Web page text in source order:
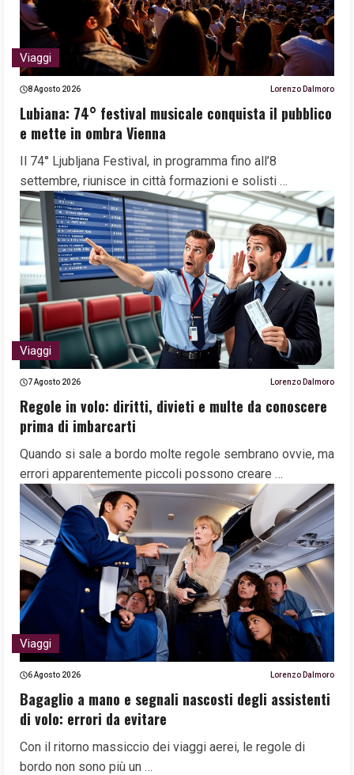
Viaggi
8 Agosto 2026 Lorenzo Dalmoro
Lubiana: 74° festival musicale conquista il pubblico
e mette in ombra Vienna
Il 74° Ljubljana Festival, in programma fino all’8
settembre, riunisce in città formazioni e solisti …
Viaggi
7 Agosto 2026 Lorenzo Dalmoro
Regole in volo: diritti, divieti e multe da conoscere
prima di imbarcarti
Quando si sale a bordo molte regole sembrano ovvie, ma
errori apparentemente piccoli possono creare …
Viaggi
6 Agosto 2026 Lorenzo Dalmoro
Bagaglio a mano e segnali nascosti degli assistenti
di volo: errori da evitare
Con il ritorno massiccio dei viaggi aerei, le regole di
bordo non sono più un …